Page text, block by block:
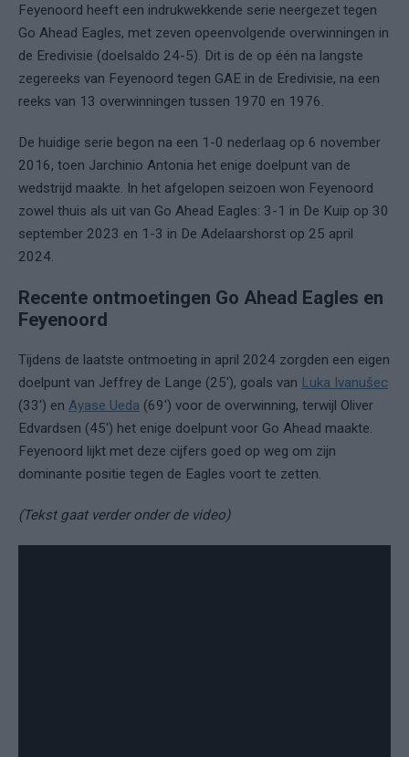
Feyenoord heeft een indrukwekkende serie neergezet tegen
Go Ahead Eagles, met zeven opeenvolgende overwinningen in
de Eredivisie (doelsaldo 24-5). Dit is de op één na langste
zegereeks van Feyenoord tegen GAE in de Eredivisie, na een
reeks van 13 overwinningen tussen 1970 en 1976.
De huidige serie begon na een 1-0 nederlaag op 6 november
2016, toen Jarchinio Antonia het enige doelpunt van de
wedstrijd maakte. In het afgelopen seizoen won Feyenoord
zowel thuis als uit van Go Ahead Eagles: 3-1 in De Kuip op 30
september 2023 en 1-3 in De Adelaarshorst op 25 april
2024.
Recente ontmoetingen Go Ahead Eagles en
Feyenoord
Tijdens de laatste ontmoeting in april 2024 zorgden een eigen
doelpunt van Jeffrey de Lange (25'), goals van Luka Ivanušec
(33') en Ayase Ueda (69') voor de overwinning, terwijl Oliver
Edvardsen (45') het enige doelpunt voor Go Ahead maakte.
Feyenoord lijkt met deze cijfers goed op weg om zijn
dominante positie tegen de Eagles voort te zetten.
(Tekst gaat verder onder de video)